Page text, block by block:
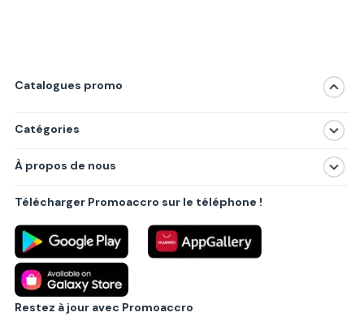
Catalogues promo
Catégories
Produits
Villes principales
À propos de nous
Politique de confidentialité
Règlements
Partenariat B2B
Blog
Contact
Télécharger Promoaccro sur le téléphone !
Restez à jour avec Promoaccro